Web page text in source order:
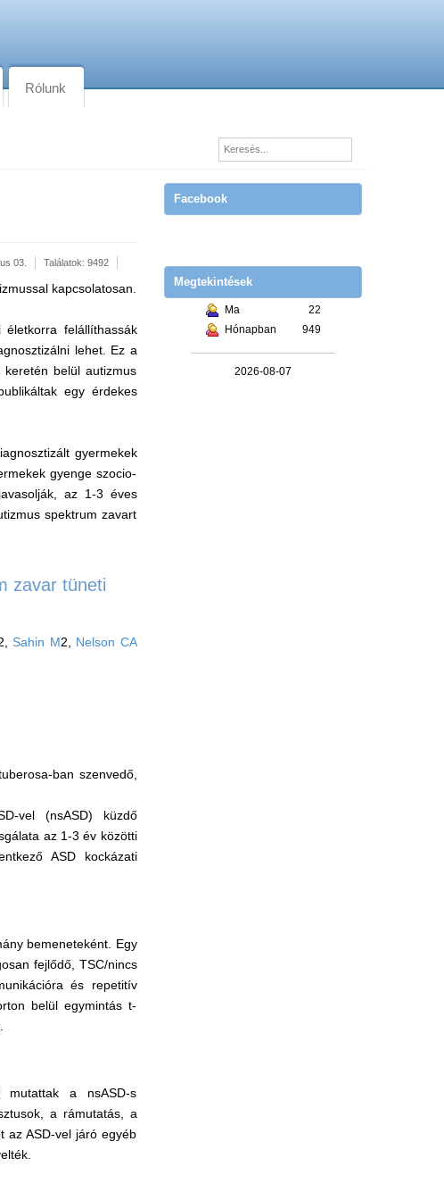
Rólunk
03. Találatok: 9492
kapcsolatosan.
felállíthassák
lehet. Ez a
belül autizmus
egy érdekes
gyermekek
gyenge szocio-
az 1-3 éves
spektrum zavart
zavar tüneti
Sahin M2, Nelson CA
ban szenvedő,
vel (nsASD) küzdő
az 1-3 év közötti
ASD kockázati
bemeneteként. Egy
fejlődő, TSC/nincs
és repetitív
belül egymintás t-
mutattak a nsASD-s
a rámutatás, a
az ASD-vel járó egyéb
Facebook
Megtekintések
Ma
22
Hónapban
949
2026-08-07